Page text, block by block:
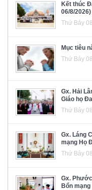
Kết thúc
06/8/
Thứ Bảy
Mục tiêu
Thứ Bảy
Gx. Hải
Giáo họ
Thứ Bảy
Gx. Láng
mạng Họ
Thứ Bảy
Gx.
Bổn